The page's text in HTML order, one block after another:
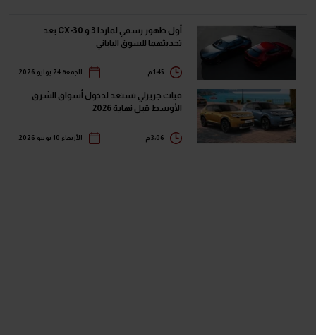
أول ظهور رسمي لمازدا 3 و CX-30 بعد
تحديثهما للسوق الياباني
الجمعة 24 يوليو 2026
فيات جريزلي تستعد لدخول أسواق الشرق
الأوسط قبل نهاية 2026
الأربعاء 10 يونيو 2026